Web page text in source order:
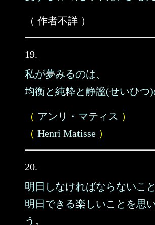
（ 作者不詳 ）
19.
私が夢みるのは、
均衡と純粋と静謐(せいひつ)
（ アンリ・マティス ）
（ Henri Matisse ）
20.
明日しなければならないこ
明日できる楽しいことを思
う。